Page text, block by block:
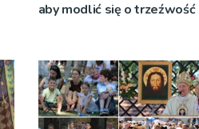
aby modlić się o trzeźwość